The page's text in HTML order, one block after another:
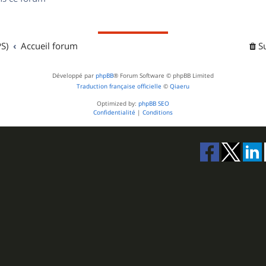
Accueil forum
Développé par phpBB® Forum Software © phpBB Limited
Traduction française officielle © Qiaeru
Optimized by: phpBB SEO
Confidentialité | Conditions